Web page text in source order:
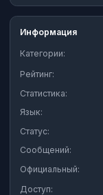
Информация
Категории:
Рейтинг:
Статистика:
Язык:
Статус:
Сообщений:
Официальный:
Доступ: